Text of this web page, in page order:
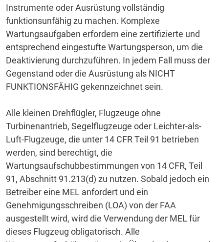
Instrumente oder Ausrüstung vollständig
funktionsunfähig zu machen. Komplexe
Wartungsaufgaben erfordern eine zertifizierte und
entsprechend eingestufte Wartungsperson, um die
Deaktivierung durchzuführen. In jedem Fall muss der
Gegenstand oder die Ausrüstung als NICHT
FUNKTIONSFÄHIG gekennzeichnet sein.
Alle kleinen Drehflügler, Flugzeuge ohne
Turbinenantrieb, Segelflugzeuge oder Leichter-als-
Luft-Flugzeuge, die unter 14 CFR Teil 91 betrieben
werden, sind berechtigt, die
Wartungsaufschubbestimmungen von 14 CFR, Teil
91, Abschnitt 91.213(d) zu nutzen. Sobald jedoch ein
Betreiber eine MEL anfordert und ein
Genehmigungsschreiben (LOA) von der FAA
ausgestellt wird, wird die Verwendung der MEL für
dieses Flugzeug obligatorisch. Alle